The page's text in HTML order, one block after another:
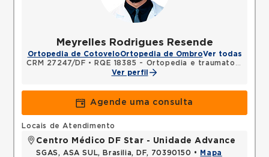
Meyrelles Rodrigues Resende
Ortopedia de CotoveloOrtopedia de OmbroVer todas
CRM 27247/DF •
RQE 18385 - Ortopedia e traumatologia
Ver perfil
Agende uma consulta
Locais de Atendimento
Centro Médico DF Star - Unidade Advance
SGAS, ASA SUL, Brasilia, DF, 70390150 • Mapa